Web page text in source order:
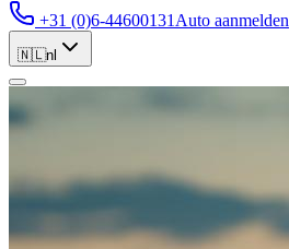
+31 (0)6-44600131 Auto aanmelden
🇳🇱nl